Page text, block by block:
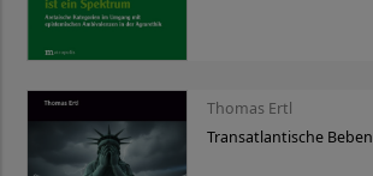
Thomas Ertl
Transatlantische Beben